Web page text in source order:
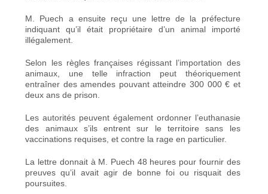
M. Puech a ensuite reçu une lettre de la préfecture
indiquant qu’il était propriétaire d’un animal importé
illégalement.
Selon les règles françaises régissant l’importation des
animaux , une telle infraction peut théoriquement
entraîner des amendes pouvant atteindre 300 000 € et
deux ans de prison.
Les autorités peuvent également ordonner l’euthanasie
des animaux s’ils entrent sur le territoire sans les
vaccinations requises, et contre la rage en particulier.
La lettre donnait à M. Puech 48 heures pour fournir des
preuves qu’il avait agir de bonne foi ou risquait des
poursuites.